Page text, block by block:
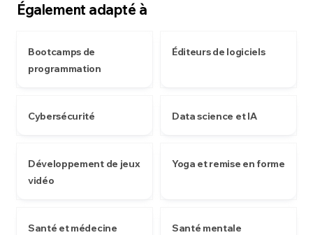
Également adapté à
Bootcamps de
programmation
Éditeurs de logiciels
Cybersécurité Data science et IA
Développement de jeux
vidéo
Yoga et remise en forme
Santé et médecine Santé mentale